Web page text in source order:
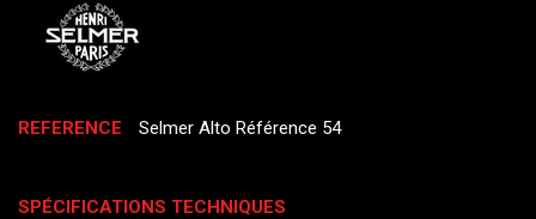
REFERENCE Selmer Alto Référence 54
SPÉCIFICATIONS TECHNIQUES